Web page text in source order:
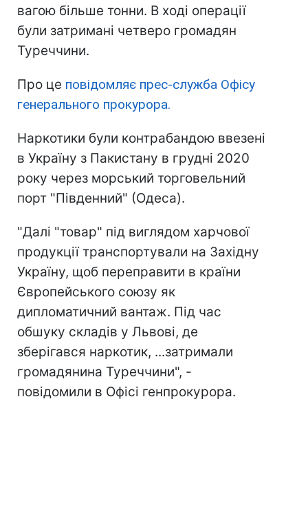
вагою більше тонни. В ході операції
були затримані четверо громадян
Туреччини.
Про це повідомляє прес-служба Офісу
генерального прокурора.
Наркотики були контрабандою ввезені
в Україну з Пакистану в грудні 2020
року через морський торговельний
порт "Південний" (Одеса).
"Далі "товар" під виглядом харчової
продукції транспортували на Західну
Україну, щоб переправити в країни
Європейського союзу як
дипломатичний вантаж. Під час
обшуку складів у Львові, де
зберігався наркотик, ...затримали
громадянина Туреччини", -
повідомили в Офісі генпрокурора.